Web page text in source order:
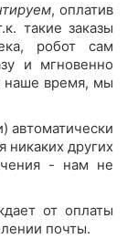
, оплатив
такие заказы
робот сам
и мгновенно
время, мы
автоматически
никаких других
- нам не
от оплаты
почты.